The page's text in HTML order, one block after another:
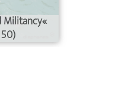
Militancy«